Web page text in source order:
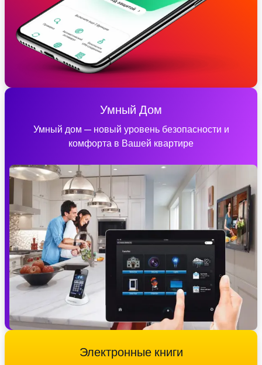
Умный Дом
Умный дом — новый уровень безопасности и
комфорта в Вашей квартире
Электронные книги